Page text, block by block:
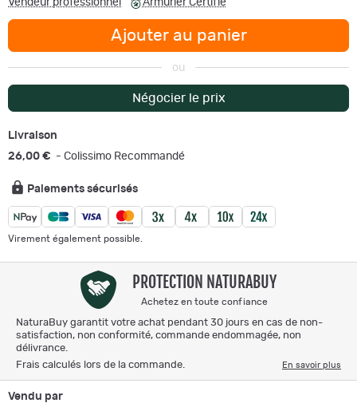
Ajouter au panier
ou
Négocier le prix
Livraison
26,00 € - Colissimo Recommandé
Paiements sécurisés
Virement également possible.
PROTECTION NATURABUY
Achetez en toute confiance
NaturaBuy garantit votre achat pendant 30 jours en cas de non-
satisfaction, non conformité, commande endommagée, non
délivrance.
Frais calculés lors de la commande.
En savoir plus
Vendu par